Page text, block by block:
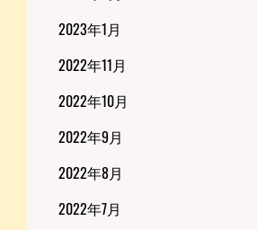
2023年1月
2022年11月
2022年10月
2022年9月
2022年8月
2022年7月